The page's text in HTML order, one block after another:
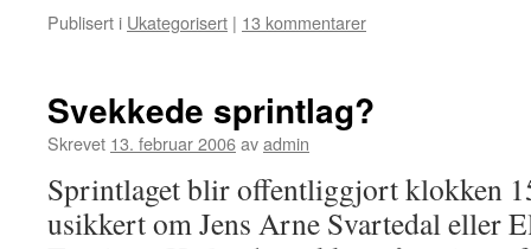
Publisert i Ukategorisert | 13 kommentarer
Svekkede sprintlag?
Skrevet 13. februar 2006avadmin
Sprintlaget blir offentliggjort klokken
usikkert om Jens Arne Svartedal eller